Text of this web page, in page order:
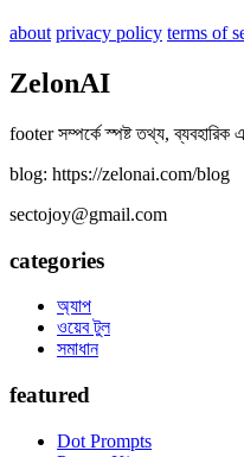
about privacy policy terms of
ZelonAI
footer সম্পর্কে স্পষ্ট তথ্য, ব্যবহারিক
blog: https://zelonai.com/blog
sectojoy@gmail.com
categories
অ্যাপ
ওয়েব টুল
সমাধান
featured
Dot Prompts